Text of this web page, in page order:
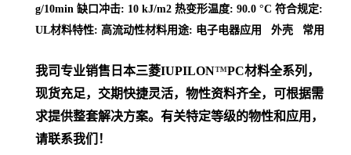
g/10min 缺口冲击: 10 kJ/m2 热变形温度: 90.0 °C 符合规定:
UL材料特性: 高流动性材料用途: 电子电器应用 外壳 常用
我司专业销售日本三菱IUPILON™PC材料全系列 ，
现货充足，交期快捷灵活，物性资料齐全，可根据需
求提供整套解决方案。 有关特定等级的物性和应用，
请联系我们！